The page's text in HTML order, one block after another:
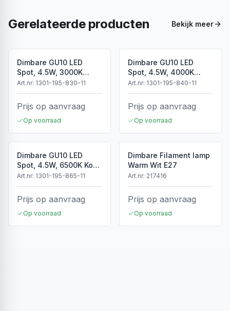
Gerelateerde producten Bekijk meer
Dimbare GU10 LED
Spot, 4.5W, 3000K
Warm Wit, IP20
Art.nr: 1301-195-830-11
Prijs op aanvraag
Op voorraad
Dimbare GU10 LED
Spot, 4.5W, 4000K
Neutraal Wit, IP20
Art.nr: 1301-195-840-11
Prijs op aanvraag
Op voorraad
Dimbare GU10 LED
Spot, 4.5W, 6500K Koud
Wit, IP20
Art.nr: 1301-195-865-11
Prijs op aanvraag
Op voorraad
Dimbare Filament lamp
Warm Wit E27
Art.nr: 217416
Prijs op aanvraag
Op voorraad